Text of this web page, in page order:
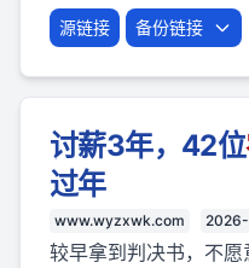
源链接 备份链接
讨薪3年，42位
过年
www.wyzxwk.com
较早拿到判决书，不